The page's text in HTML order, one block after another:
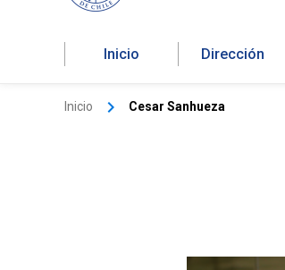
Inicio Dirección
Inicio Cesar Sanhueza